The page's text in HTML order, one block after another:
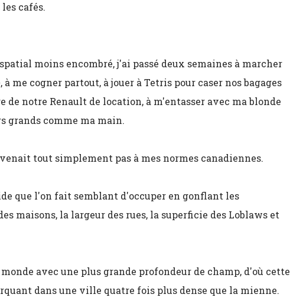
cafés.
moins encombré, j'ai passé deux semaines à marcher
me cogner partout, à jouer à Tetris pour caser nos bagages
de notre Renault de location, à m'entasser avec ma blonde
grands comme ma main.
tout simplement pas à mes normes canadiennes.
que l'on fait semblant d'occuper en gonflant les
maisons, la largeur des rues, la superficie des Loblaws et
avec une plus grande profondeur de champ, d'où cette
dans une ville quatre fois plus dense que la mienne.